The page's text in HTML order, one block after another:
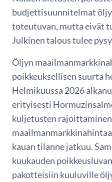
budjettisuunnitelmat
toteutuvan, mutta eivät
Julkinen talous tulee
Öljyn
poikkeuksellisen suurta
Helmikuussa 2026
erityisesti
kuljetusten
kauan tilanne jatkuu.
kuukauden
pakotteisiin kuuluville